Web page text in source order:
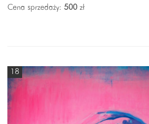
Cena sprzedaży: 500 zł
18